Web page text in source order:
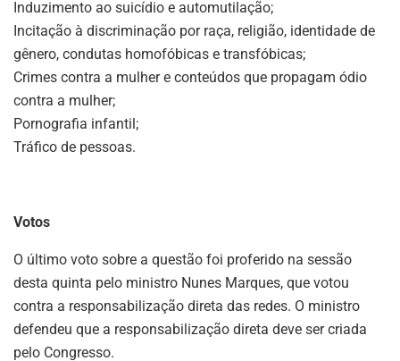
Induzimento ao suicídio e automutilação;
Incitação à discriminação por raça, religião, identidade de
gênero, condutas homofóbicas e transfóbicas;
Crimes contra a mulher e conteúdos que propagam ódio
contra a mulher;
Pornografia infantil;
Tráfico de pessoas.
Votos
O último voto sobre a questão foi proferido na sessão
desta quinta pelo ministro Nunes Marques, que votou
contra a responsabilização direta das redes. O ministro
defendeu que a responsabilização direta deve ser criada
pelo Congresso.